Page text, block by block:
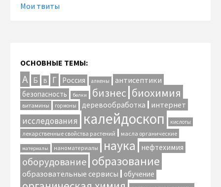
Мои твиты
ОСНОВНЫЕ ТЕМЫ:
А Б В Г Россия алкены антисептики
безопасность белки бизнес биохимия
витамины гормоны деревообработка интернет
исследования калейдоскоп кислоты
лекарственные свойства растений масла органические
материалы наноматериалы наука нефтехимия
оборудование образование
образовательные сервисы обучение